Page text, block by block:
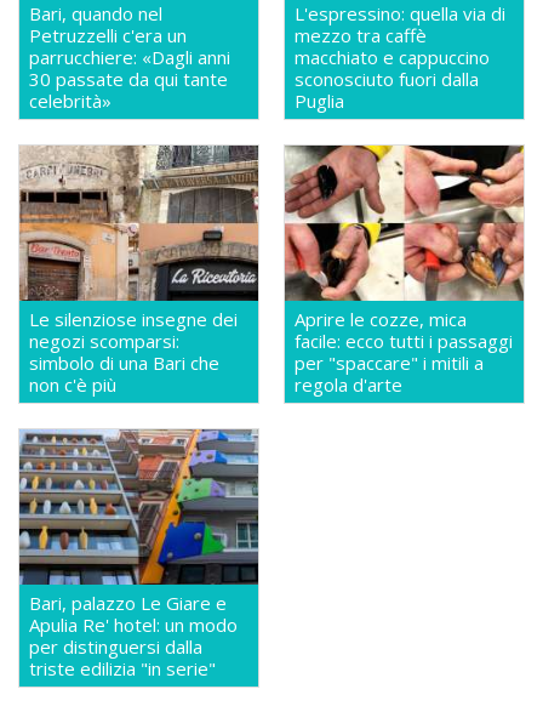
Bari, quando nel
Petruzzelli c'era un
parrucchiere: «Dagli anni
30 passate da qui tante
celebrità»
L'espressino: quella via di
mezzo tra caffè
macchiato e cappuccino
sconosciuto fuori dalla
Puglia
Le silenziose insegne dei
negozi scomparsi:
simbolo di una Bari che
non c'è più
Aprire le cozze, mica
facile: ecco tutti i passaggi
per "spaccare" i mitili a
regola d'arte
Bari, palazzo Le Giare e
Apulia Re' hotel: un modo
per distinguersi dalla
triste edilizia "in serie"